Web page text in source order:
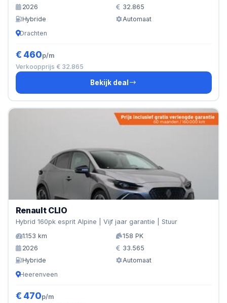
2026
32.865
Hybride
Automaat
Drachten
€ 460p/m
Verkoopprijs € 32.865
Bekijk deal
Renault CLIO
Hybrid 160pk esprit Alpine | Vijf jaar garantie | Stuur
1.153 km
158 PK
2026
33.565
Hybride
Automaat
Heerenveen
€ 470p/m